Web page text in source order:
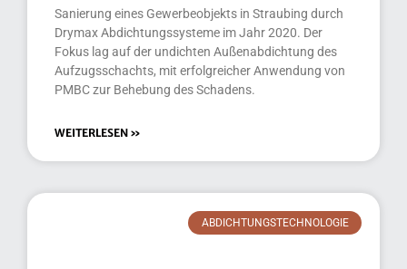
Sanierung eines Gewerbeobjekts in Straubing durch
Drymax Abdichtungssysteme im Jahr 2020. Der
Fokus lag auf der undichten Außenabdichtung des
Aufzugsschachts, mit erfolgreicher Anwendung von
PMBC zur Behebung des Schadens.
WEITERLESEN »
ABDICHTUNGSTECHNOLOGIE